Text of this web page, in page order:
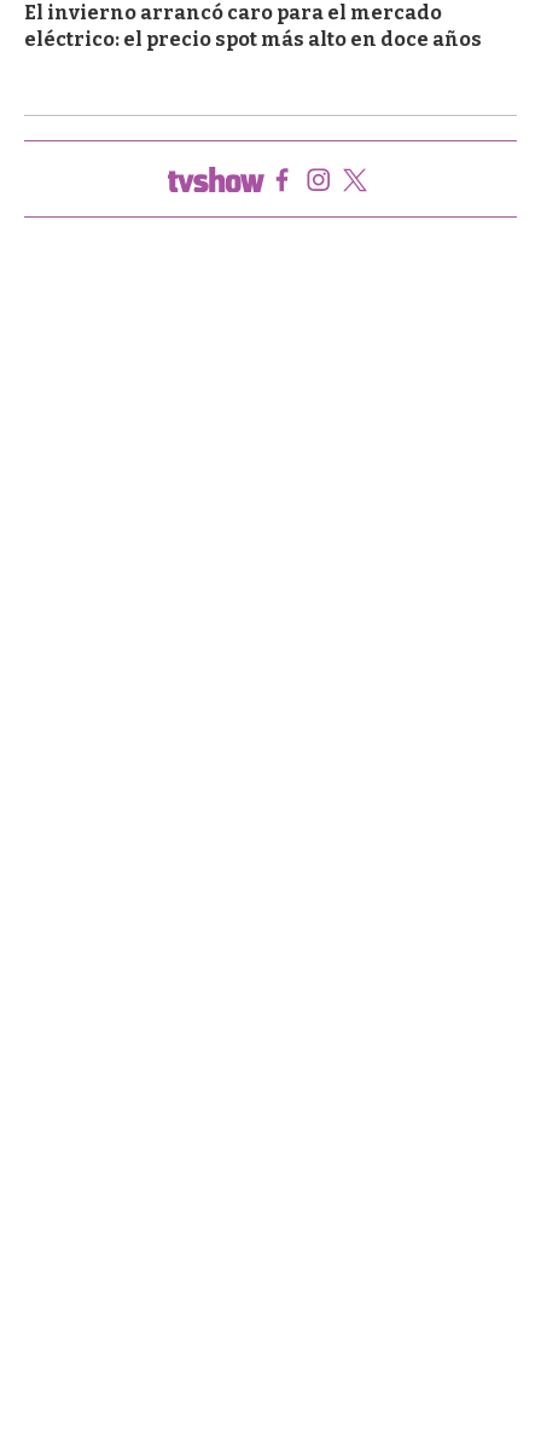
El invierno arrancó caro para el mercado
eléctrico: el precio spot más alto en doce años